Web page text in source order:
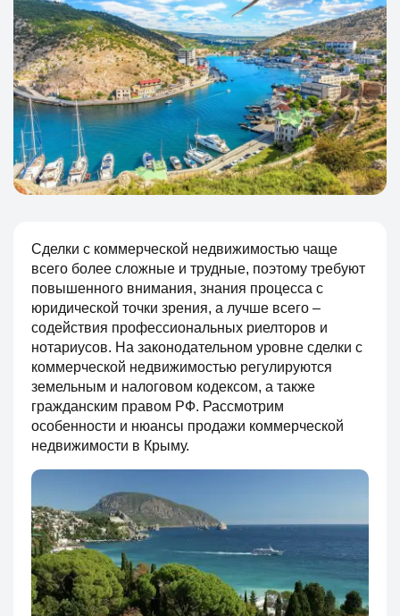
Сделки с коммерческой недвижимостью чаще
всего более сложные и трудные, поэтому требуют
повышенного внимания, знания процесса с
юридической точки зрения, а лучше всего –
содействия профессиональных риелторов и
нотариусов. На законодательном уровне сделки с
коммерческой недвижимостью регулируются
земельным и налоговом кодексом, а также
гражданским правом РФ. Рассмотрим
особенности и нюансы продажи коммерческой
недвижимости в Крыму.